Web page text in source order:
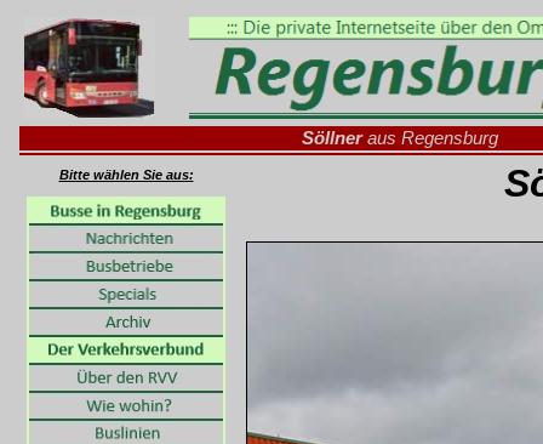
Söllneraus Regensburg
Bitte wählen Sie aus: